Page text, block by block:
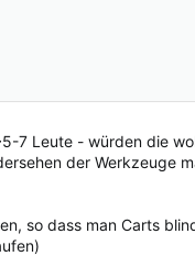
7 Leute - würden die
der Werkzeuge
so dass man Carts